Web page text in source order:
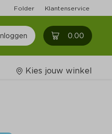
Folder Klantenservice
Inloggen 0.00 0
Kies jouw winkel